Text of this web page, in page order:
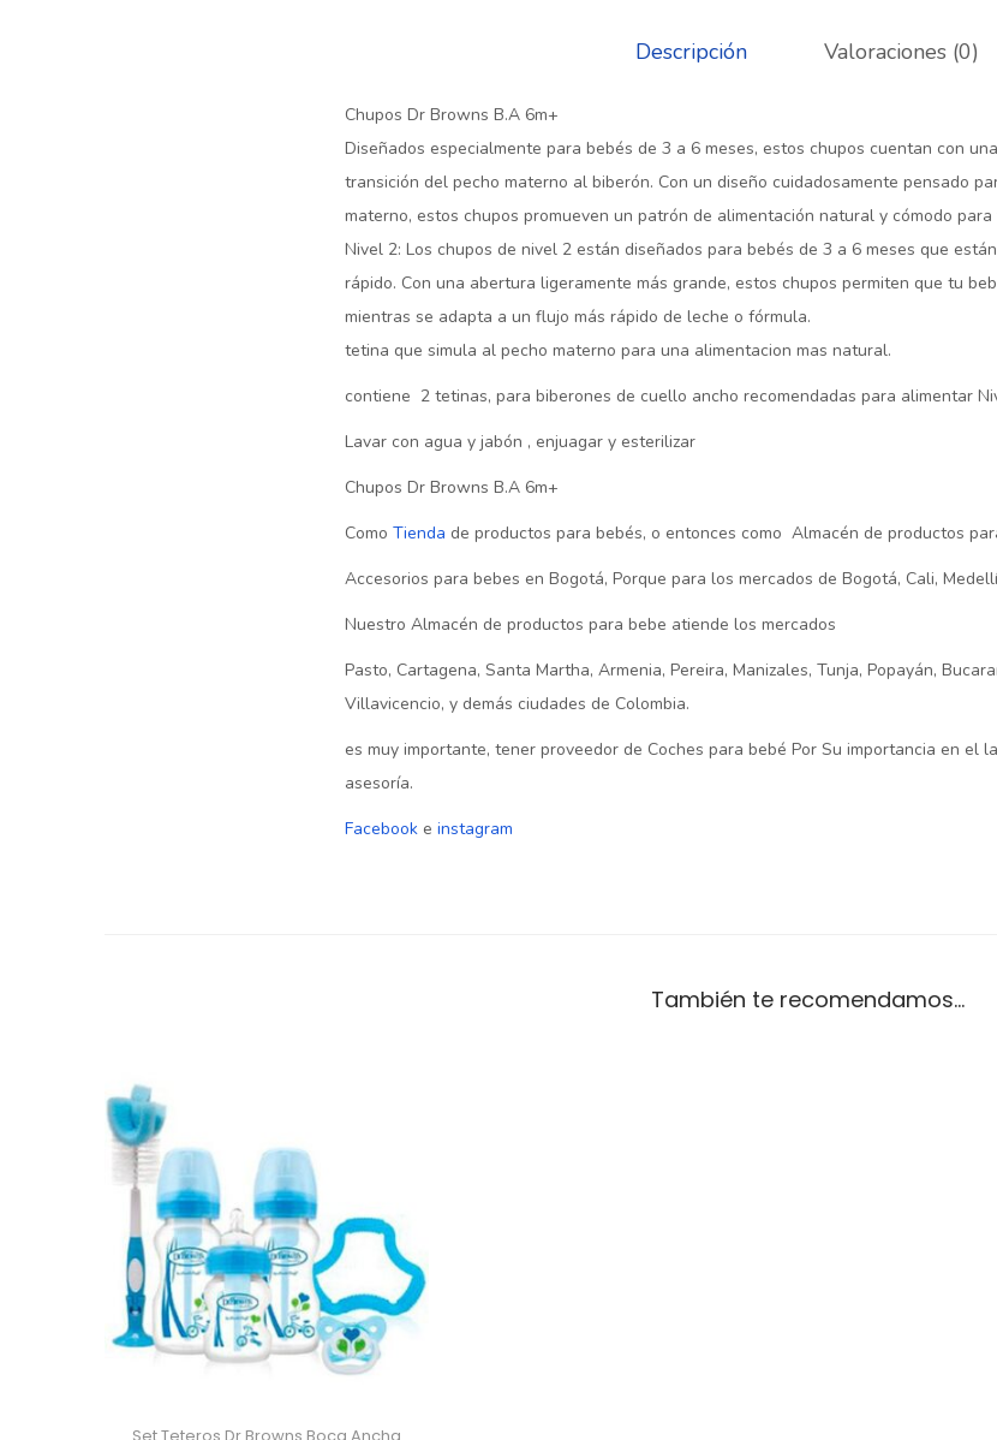
Descripción Valoraciones (0)
Chupos Dr Browns B.A 6m+
Diseñados especialmente para bebés de 3 a 6 meses, estos chupos cuentan con
transición del pecho materno al biberón. Con un diseño cuidadosamente pensado
materno, estos chupos promueven un patrón de alimentación natural y cómodo para
Nivel 2: Los chupos de nivel 2 están diseñados para bebés de 3 a 6 meses que
rápido. Con una abertura ligeramente más grande, estos chupos permiten que tu
mientras se adapta a un flujo más rápido de leche o fórmula.
tetina que simula al pecho materno para una alimentacion mas natural.
contiene 2 tetinas, para biberones de cuello ancho recomendadas para alimentar
Lavar con agua y jabón , enjuagar y esterilizar
Chupos Dr Browns B.A 6m+
Como Tienda de productos para bebés, o entonces como Almacén de productos
Accesorios para bebes en Bogotá, Porque para los mercados de Bogotá, Cali,
Nuestro Almacén de productos para bebe atiende los mercados
Pasto, Cartagena, Santa Martha, Armenia, Pereira, Manizales, Tunja, Popayán,
Villavicencio, y demás ciudades de Colombia.
es muy importante, tener proveedor de Coches para bebé Por Su importancia en el
asesoría.
Facebook e instagram
También te recomendamos…